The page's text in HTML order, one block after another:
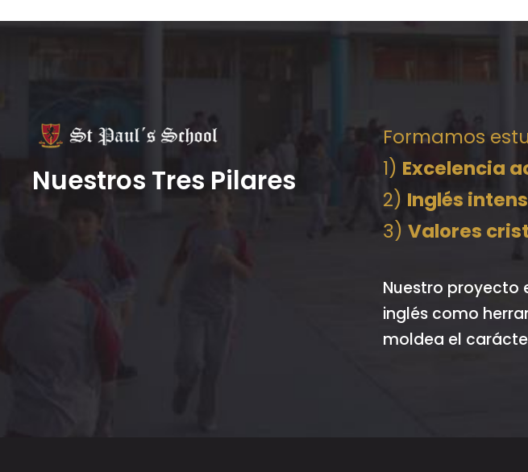
Nuestros Tres Pilares
Formamos
1) Excelencia
2) Inglés
3) Valores
Nuestro proyecto
inglés como
moldea el